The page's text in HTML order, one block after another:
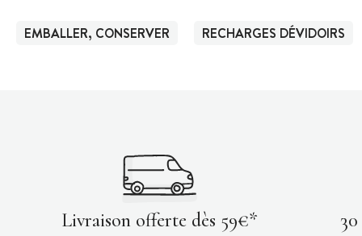
EMBALLER, CONSERVER RECHARGES DÉVIDOIRS
Livraison offerte dès 59€*